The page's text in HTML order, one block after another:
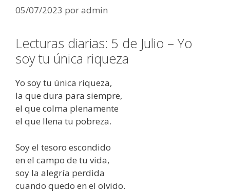
05/07/2023 poradmin
Lecturas diarias: 5 de Julio – Yo
soy tu única riqueza
Yo soy tu única riqueza,
la que dura para siempre,
el que colma plenamente
el que llena tu pobreza.
Soy el tesoro escondido
en el campo de tu vida,
soy la alegría perdida
cuando quedo en el olvido.